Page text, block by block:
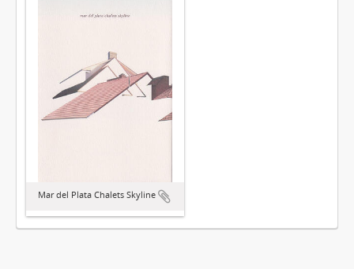
Mar del Plata Chalets Skyline